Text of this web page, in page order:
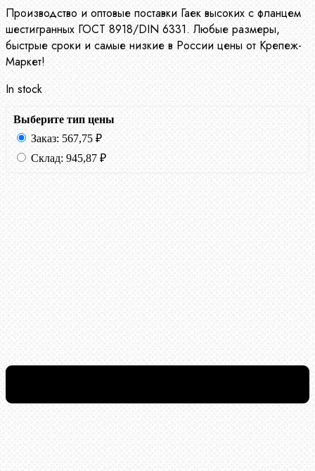
Производство и оптовые поставки Гаек высоких с фланцем
шестигранных ГОСТ 8918/DIN 6331. Любые размеры,
быстрые сроки и самые низкие в России цены от Крепеж-
Маркет!
In stock
Выберите тип цены
Заказ: 567,75 ₽
Склад: 945,87 ₽